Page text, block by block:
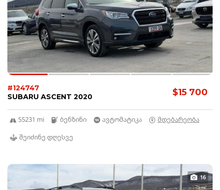
$15 700
#124747
SUBARU ASCENT 2020
55231 mi ბენზინი ავტომატიკა
მდებარეობა
შეიძინე დღესვე
16